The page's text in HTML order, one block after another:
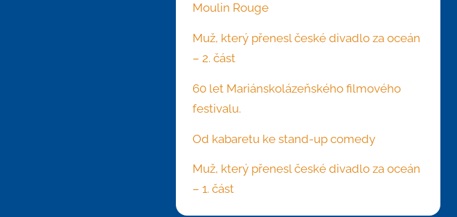
Moulin Rouge
Muž, který přenesl české divadlo za oceán
– 2. část
60 let Mariánskolázeňského filmového
festivalu.
Od kabaretu ke stand-up comedy
Muž, který přenesl české divadlo za oceán
– 1. část